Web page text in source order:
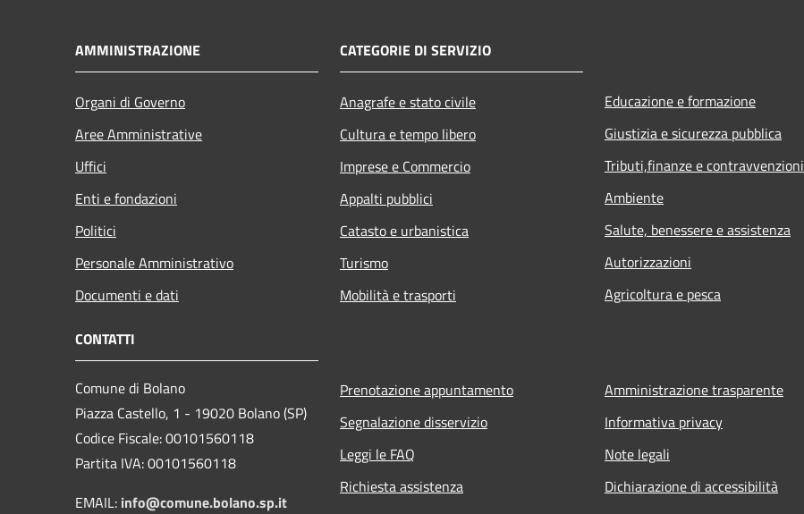
AMMINISTRAZIONE
Organi di Governo
Aree Amministrative
Uffici
Enti e fondazioni
Politici
Personale Amministrativo
Documenti e dati
CATEGORIE DI SERVIZIO
Anagrafe e stato civile
Cultura e tempo libero
Imprese e Commercio
Appalti pubblici
Catasto e urbanistica
Turismo
Mobilità e trasporti
Educazione e formazione
Giustizia e sicurezza pubblica
Tributi,finanze e contravvenzioni
Ambiente
Salute, benessere e assistenza
Autorizzazioni
Agricoltura e pesca
CONTATTI
Comune di Bolano
Piazza Castello, 1 - 19020 Bolano (SP)
Codice Fiscale: 00101560118
Partita IVA: 00101560118
EMAIL: info@comune.bolano.sp.it
Prenotazione appuntamento
Segnalazione disservizio
Leggi le FAQ
Richiesta assistenza
Amministrazione trasparente
Informativa privacy
Note legali
Dichiarazione di accessibilità